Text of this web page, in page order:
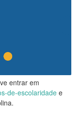
entrar em
de-escolaridade e